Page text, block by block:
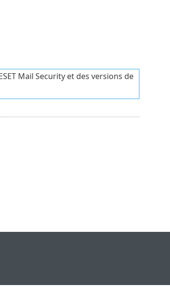
Mail Security et des versions de